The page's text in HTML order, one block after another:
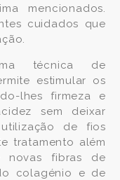
mencionados.
cuidados que
técnica de
estimular os
lhes firmeza e
sem deixar
de fios
tratamento além
novas fibras de
colagénio e de